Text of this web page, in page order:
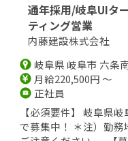
通年採用/岐阜UIタ
ティング営業
内藤建設株式会社
岐阜県 岐阜市 六条
月給220,500円 ～
正社員
【必須要件】 岐阜県
で募集中！ ＊注）勤務